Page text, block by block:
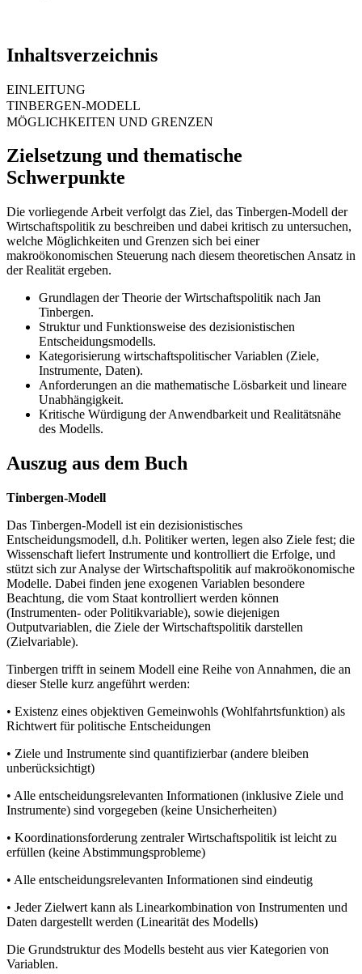
Inhaltsverzeichnis
EINLEITUNG
TINBERGEN-MODELL
MÖGLICHKEITEN UND GRENZEN
Zielsetzung und thematische
Schwerpunkte
Die vorliegende Arbeit verfolgt das Ziel, das Tinbergen-Modell der
Wirtschaftspolitik zu beschreiben und dabei kritisch zu untersuchen,
welche Möglichkeiten und Grenzen sich bei einer
makroökonomischen Steuerung nach diesem theoretischen Ansatz in
der Realität ergeben.
Grundlagen der Theorie der Wirtschaftspolitik nach Jan
Tinbergen.
Struktur und Funktionsweise des dezisionistischen
Entscheidungsmodells.
Kategorisierung wirtschaftspolitischer Variablen (Ziele,
Instrumente, Daten).
Anforderungen an die mathematische Lösbarkeit und lineare
Unabhängigkeit.
Kritische Würdigung der Anwendbarkeit und Realitätsnähe
des Modells.
Auszug aus dem Buch
Tinbergen-Modell
Das Tinbergen-Modell ist ein dezisionistisches
Entscheidungsmodell, d.h. Politiker werten, legen also Ziele fest; die
Wissenschaft liefert Instrumente und kontrolliert die Erfolge, und
stützt sich zur Analyse der Wirtschaftspolitik auf makroökonomische
Modelle. Dabei finden jene exogenen Variablen besondere
Beachtung, die vom Staat kontrolliert werden können
(Instrumenten- oder Politikvariable), sowie diejenigen
Outputvariablen, die Ziele der Wirtschaftspolitik darstellen
(Zielvariable).
Tinbergen trifft in seinem Modell eine Reihe von Annahmen, die an
dieser Stelle kurz angeführt werden:
• Existenz eines objektiven Gemeinwohls (Wohlfahrtsfunktion) als
Richtwert für politische Entscheidungen
• Ziele und Instrumente sind quantifizierbar (andere bleiben
unberücksichtigt)
• Alle entscheidungsrelevanten Informationen (inklusive Ziele und
Instrumente) sind vorgegeben (keine Unsicherheiten)
• Koordinationsforderung zentraler Wirtschaftspolitik ist leicht zu
erfüllen (keine Abstimmungsprobleme)
• Alle entscheidungsrelevanten Informationen sind eindeutig
• Jeder Zielwert kann als Linearkombination von Instrumenten und
Daten dargestellt werden (Linearität des Modells)
Die Grundstruktur des Modells besteht aus vier Kategorien von
Variablen.